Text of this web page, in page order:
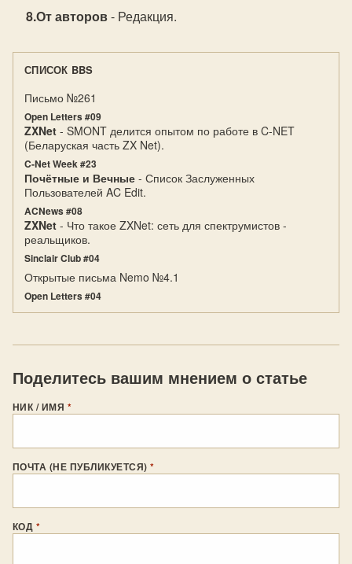
От авторов- Редакция.
СПИСОК BBS
Письмо №261
Open Letters #09
ZXNet - SMONT делится опытом по работе в C-NET
(Беларуская часть ZX Net).
C-Net Week #23
Почётные и Вечные - Список Заслуженных
Пользователей AC Edit.
ACNews #08
ZXNet - Что такое ZXNet: сеть для спектрумистов -
реальщиков.
Sinclair Club #04
Открытые письма Nemo №4.1
Open Letters #04
Поделитесь вашим мнением о статье
НИК / ИМЯ *
ПОЧТА (НЕ ПУБЛИКУЕТСЯ)*
КОД *